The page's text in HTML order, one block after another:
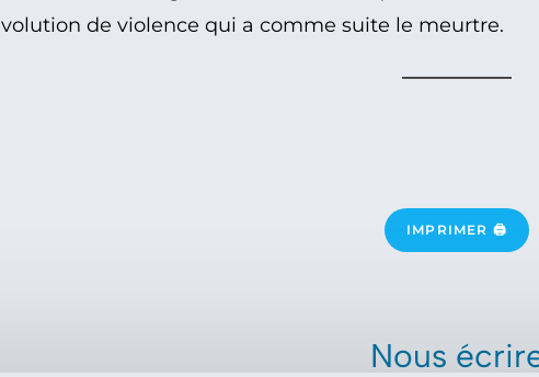
de violence qui a comme suite le meurtre.
IMPRIMER 🖨
Nous